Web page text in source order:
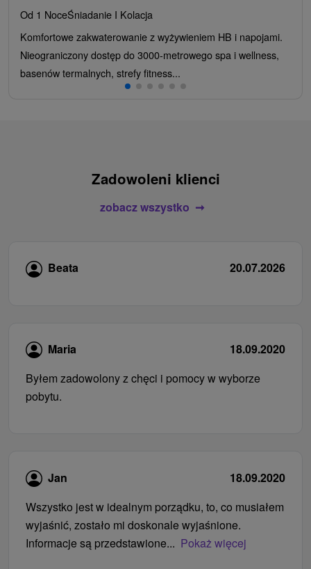
Od 1 NoceŚniadanie I Kolacja
Komfortowe zakwaterowanie z wyżywieniem HB i napojami.
Nieograniczony dostęp do 3000-metrowego spa i wellness,
basenów termalnych, strefy fitness...
Zadowoleni klienci
zobacz wszystko
Beata 20.07.2026
Maria
18.09.2020
Byłem zadowolony z chęci i pomocy w wyborze
pobytu.
Jan
18.09.2020
Wszystko jest w idealnym porządku, to, co musiałem
wyjaśnić, zostało mi doskonale wyjaśnione.
Informacje są przedstawione... Pokaż więcej